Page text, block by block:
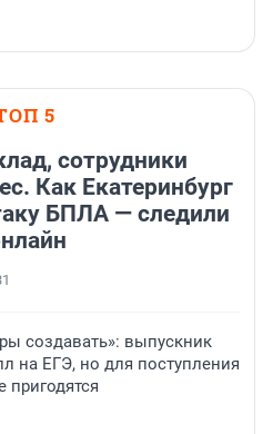
5
сотрудники
Как Екатеринбург
БПЛА — следили
создавать»: выпускник
на ЕГЭ, но для поступления
пригодятся